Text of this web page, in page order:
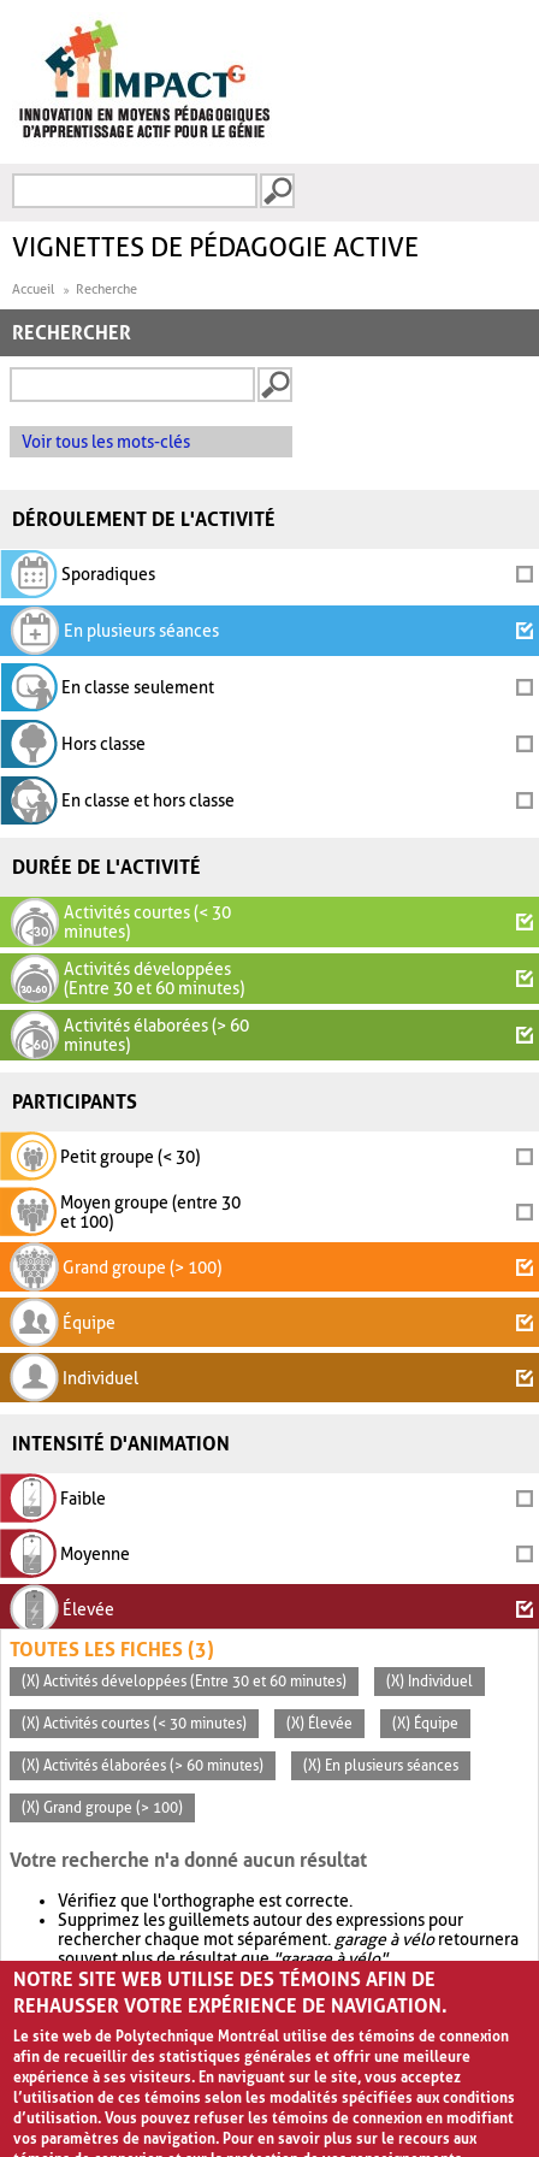
FORMULAIRE DE
VIGNETTES DE PÉDAGOGIE ACTIVE
Accueil Recherche
RECHERCHER
Voir tous les mots-clés
DÉROULEMENT DE L'ACTIVITÉ
Sporadiques
En plusieurs séances
En classe seulement
Hors classe
En classe et hors classe
DURÉE DE L'ACTIVITÉ
Activités courtes (< 30
minutes)
Activités développées
(Entre 30 et 60 minutes)
Activités élaborées (> 60
minutes)
PARTICIPANTS
Petit groupe (< 30)
Moyen groupe (entre 30
et 100)
Grand groupe (> 100)
Équipe
Individuel
INTENSITÉ D'ANIMATION
Faible
Moyenne
Élevée
TOUTES LES FICHES (3)
(X) Activités développées (Entre 30 et 60 minutes) (X) Individuel
(X) Activités courtes (< 30 minutes) (X) Élevée (X) Équipe
(X) Activités élaborées (> 60 minutes) (X) En plusieurs séances
(X) Grand groupe (> 100)
Votre recherche n'a donné aucun résultat
Vérifiez que l'orthographe est correcte.
Supprimez les guillemets autour des expressions pour
rechercher chaque mot séparément. garage à véloretournera
souvent plus de résultat que"garage à vélo".
Envisagez d'élargir votre recherche avec OR.garage OR vélo
retournera souvent plus de résultat quegarage à vélo
NOTRE SITE WEB UTILISE DES TÉMOINS AFIN DE
REHAUSSER VOTRE EXPÉRIENCE DE NAVIGATION.
Le site web de Polytechnique Montréal utilise des témoins de connexion
afin de recueillir des statistiques générales et offrir une meilleure
expérience à ses visiteurs. En naviguant sur le site, vous acceptez
l’utilisation de ces témoins selon les modalités spécifiées aux conditions
d’utilisation. Vous pouvez refuser les témoins de connexion en modifiant
vos paramètres de navigation. Pour en savoir plus sur le recours aux